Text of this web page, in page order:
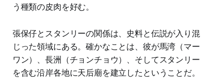
う種類の皮肉を好む。
張保仔とスタンリーの関係は、史料と伝説が入り混
じった領域にある。確かなことは、彼が馬湾（マー
ワン）、長洲（チョンチョウ）、そしてスタンリー
を含む沿岸各地に天后廟を建立したということだ。